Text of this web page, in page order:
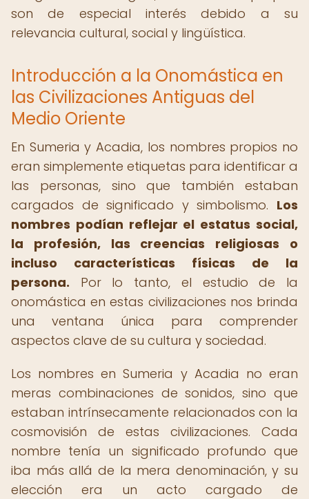
son de especial interés debido a su
relevancia cultural, social y lingüística.
Introducción a la Onomástica en
las Civilizaciones Antiguas del
Medio Oriente
En Sumeria y Acadia, los nombres propios no
eran simplemente etiquetas para identificar a
las personas, sino que también estaban
cargados de significado y simbolismo. Los
nombres podían reflejar el estatus social,
la profesión, las creencias religiosas o
incluso características físicas de la
persona. Por lo tanto, el estudio de la
onomástica en estas civilizaciones nos brinda
una ventana única para comprender
aspectos clave de su cultura y sociedad.
Los nombres en Sumeria y Acadia no eran
meras combinaciones de sonidos, sino que
estaban intrínsecamente relacionados con la
cosmovisión de estas civilizaciones. Cada
nombre tenía un significado profundo que
iba más allá de la mera denominación, y su
elección era un acto cargado de